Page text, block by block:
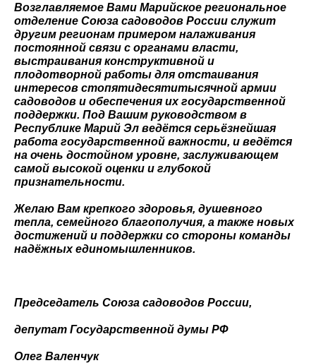
Возглавляемое Вами Марийское региональное
отделение Союза садоводов России служит
другим регионам примером налаживания
постоянной связи с органами власти,
выстраивания конструктивной и
плодотворной работы для отстаивания
интересов стопятидесятитысячной армии
садоводов и обеспечения их государственной
поддержки. Под Вашим руководством в
Республике Марий Эл ведётся серьёзнейшая
работа государственной важности, и ведётся
на очень достойном уровне, заслуживающем
самой высокой оценки и глубокой
признательности.
Желаю Вам крепкого здоровья, душевного
тепла, семейного благополучия, а также новых
достижений и поддержки со стороны команды
надёжных единомышленников.
Председатель Союза садоводов России,
депутат Государственной думы РФ
Олег Валенчук